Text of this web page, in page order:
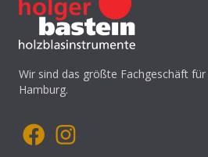
Wir sind das größte Fachgeschäft
Hamburg.